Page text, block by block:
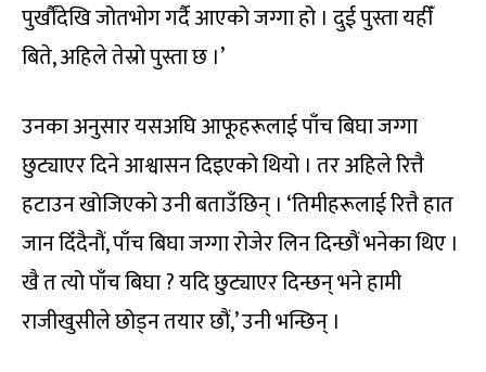
पुर्खौंदेखि जोतभोग गर्दै आएको जग्गा हो । दुई पुस्ता यहीँ
बिते, अहिले तेस्रो पुस्ता छ ।’
उनका अनुसार यसअघि आफूहरूलाई पाँच बिघा जग्गा
छुट्याएर दिने आश्वासन दिइएको थियो । तर अहिले रित्तै
हटाउन खोजिएको उनी बताउँछिन् । ‘तिमीहरूलाई रित्तै हात
जान दिँदैनौं, पाँच बिघा जग्गा रोजेर लिन दिन्छौं भनेका थिए ।
खै त त्यो पाँच बिघा ? यदि छुट्याएर दिन्छन् भने हामी
राजीखुसीले छोड्न तयार छौं,’ उनी भन्छिन् ।